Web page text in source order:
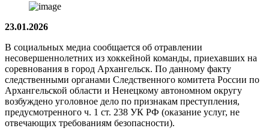
23.01.2026
В социальных медиа сообщается об отравлении
несовершеннолетних из хоккейной команды, приехавших на
соревнования в город Архангельск. По данному факту
следственными органами Следственного комитета России по
Архангельской области и Ненецкому автономном округу
возбуждено уголовное дело по признакам преступления,
предусмотренного ч. 1 ст. 238 УК РФ (оказание услуг, не
отвечающих требованиям безопасности).